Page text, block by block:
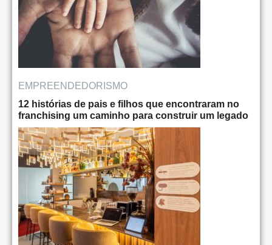
EMPREENDEDORISMO
12 histórias de pais e filhos que encontraram no
franchising um caminho para construir um legado